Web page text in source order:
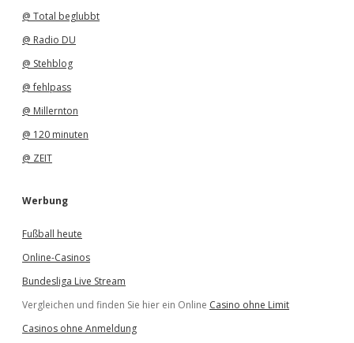
@ Total beglubbt
@ Radio DU
@ Stehblog
@ fehlpass
@ Millernton
@ 120 minuten
@ ZEIT
Werbung
Fußball heute
Online-Casinos
Bundesliga Live Stream
Vergleichen und finden Sie hier ein Online Casino ohne Limit
Casinos ohne Anmeldung